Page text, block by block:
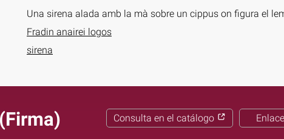
Una sirena alada amb la mà sobre un cippus on figura el
Fradin anairei logos
sirena
Consulta en el catálogo